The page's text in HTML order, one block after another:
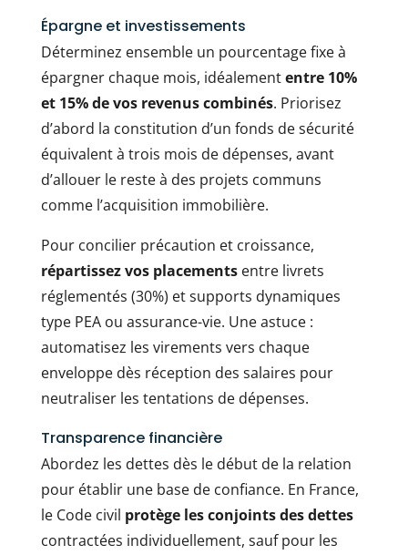
Épargne et investissements
Déterminez ensemble un pourcentage fixe à
épargner chaque mois, idéalemententre 10%
et 15% de vos revenus combinés. Priorisez
d’abord la constitution d’un fonds de sécurité
équivalent à trois mois de dépenses, avant
d’allouer le reste à des projets communs
comme l’acquisition immobilière.
Pour concilier précaution et croissance,
répartissez vos placementsentre livrets
réglementés (30%) et supports dynamiques
type PEA ou assurance-vie. Une astuce :
automatisez les virements vers chaque
enveloppe dès réception des salaires pour
neutraliser les tentations de dépenses.
Transparence financière
Abordez les dettes dès le début de la relation
pour établir une base de confiance. En France,
le Code civil protège les conjoints des dettes
contractées individuellement, sauf pour les